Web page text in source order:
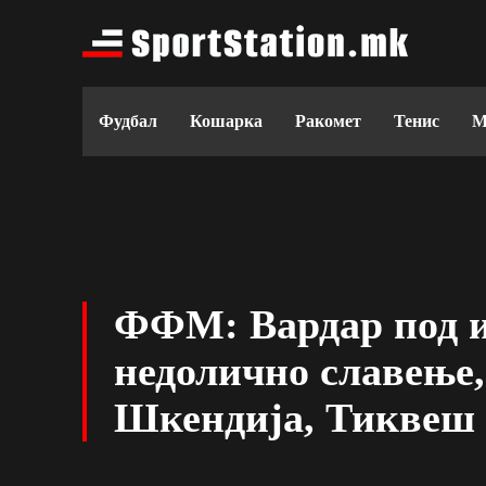
Фудбал Кошарка Ракомет Тенис
ФФМ: Вардар под
недолично
Шкендија, Тиквеш